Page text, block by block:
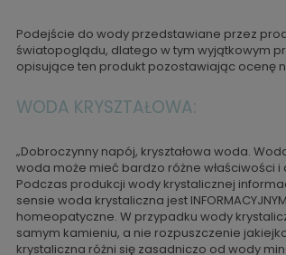
Podejście do wody przedstawiane przez
światopoglądu, dlatego w tym wyjątkowym
opisujące ten produkt pozostawiając ocenę
WODA KRYSZTAŁOWA:
„Dobroczynny napój, kryształowa woda.
woda może mieć bardzo różne właściwości
Podczas produkcji wody krystalicznej
sensie woda krystaliczna jest
homeopatyczne. W przypadku wody
samym kamieniu, a nie rozpuszczenie
krystaliczna różni się zasadniczo od wody